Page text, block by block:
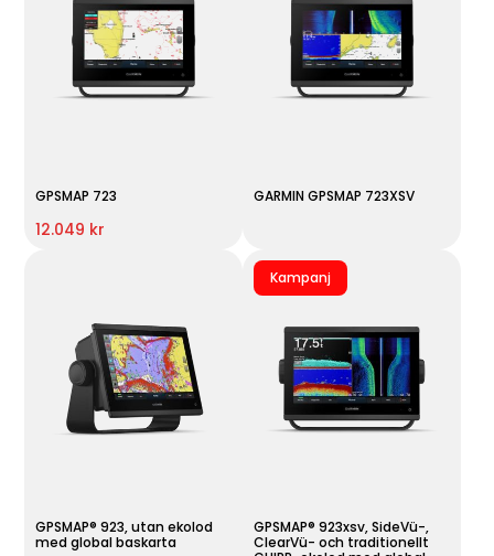
GPSMAP 723
12.049 kr
GARMIN GPSMAP 723XSV
GPSMAP® 923, utan ekolod
med global baskarta
Kampanj
GPSMAP® 923xsv, SideVü-,
ClearVü- och traditionellt